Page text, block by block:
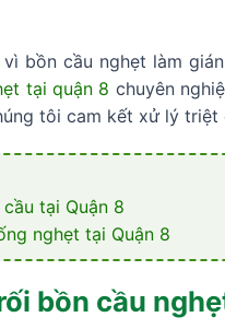
vì bồn cầu nghẹt làm
tại quận 8 chuyên
tôi cam kết xử lý triệt
tại Quận 8
nghẹt tại Quận 8
bồn cầu